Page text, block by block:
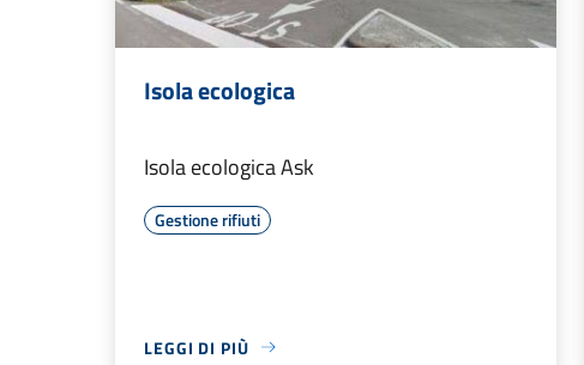
Isola ecologica
Isola ecologica Ask
Gestione rifiuti
LEGGI DI PIÙ